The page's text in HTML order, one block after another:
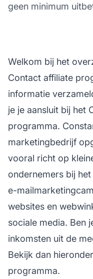
geen minimum
Welkom bij het
Contact affiliate
informatie
je je aansluit bij het
programma.
marketingbedrijf
vooral richt op
ondernemers bij
e-
websites en
sociale media. Ben
inkomsten uit de
Bekijk dan
programma.